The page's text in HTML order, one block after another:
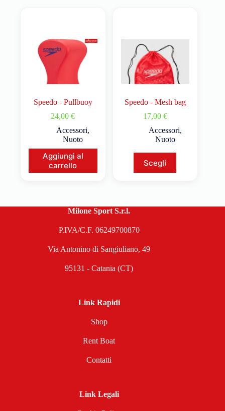
Speedo - Pullbuoy
24,00€
Accessori,
Nuoto
Aggiungi al
carrello
Speedo - Mesh bag
17,00 €
Accessori,
Nuoto
Scegli
Milone Sport S.r.l.
P.IVA/C.F. 06249700870
Via Antonino di Sangiuliano, 49
95131 - Catania (CT)
Link Rapidi
Shop
Rent Boat
Contatti
Link Legali